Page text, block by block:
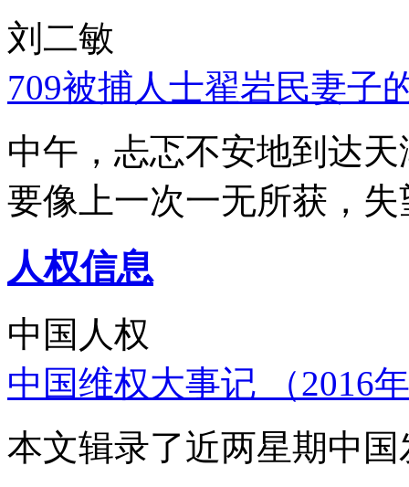
刘二敏
709被捕人士翟岩民妻子
中午，忐忑不安地到达
要像上一次一无所获，
人权信息
中国人权
中国维权大事记 （2016
本文辑录了近两星期中